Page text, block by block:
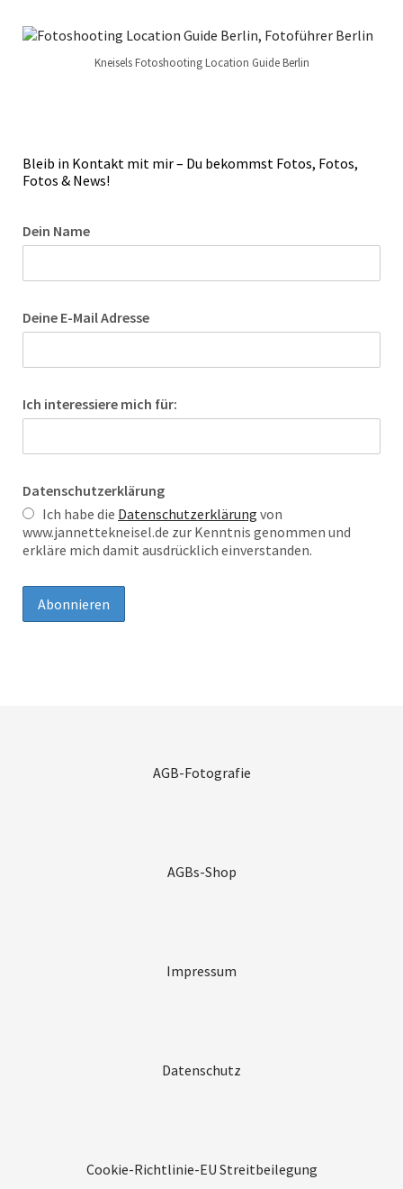
Kneisels Fotoshooting Location Guide Berlin
Bleib in Kontakt mit mir – Du bekommst Fotos, Fotos,
Fotos & News!
Dein Name
Deine E-Mail Adresse
Ich interessiere mich für:
Datenschutzerklärung
Ich habe die Datenschutzerklärung von
www.jannettekneisel.de zur Kenntnis genommen und
erkläre mich damit ausdrücklich einverstanden.
AGB-Fotografie
AGBs-Shop
Impressum
Datenschutz
Cookie-Richtlinie-EU Streitbeilegung